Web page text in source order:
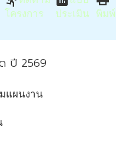
แผนงาน
โครงการ
ประเมิน
พิมพ์
ปี 2569